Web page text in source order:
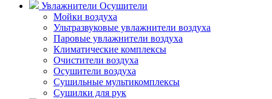
Увлажнители Осушители
Мойки воздуха
Ультразвуковые увлажнители воздуха
Паровые увлажнители воздуха
Климатические комплексы
Очистители воздуха
Осушители воздуха
Сушильные мультикомплексы
Сушилки для рук